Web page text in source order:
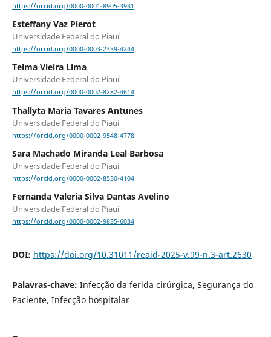
https://orcid.org/0000-0001-8905-3931
Esteffany Vaz Pierot
Universidade Federal do Piauí
https://orcid.org/0000-0003-2339-4244
Telma Vieira Lima
Universidade Federal do Piauí
https://orcid.org/0000-0002-8282-4614
Thallyta Maria Tavares Antunes
Universidade Federal do Piauí
https://orcid.org/0000-0002-9548-4778
Sara Machado Miranda Leal Barbosa
Universidade Federal do Piauí
https://orcid.org/0000-0002-8530-4104
Fernanda Valeria Silva Dantas Avelino
Universidade Federal do Piauí
https://orcid.org/0000-0002-9835-6034
DOI: https://doi.org/10.31011/reaid-2025-v.99-n.3-art.2630
Palavras-chave: Infecção da ferida cirúrgica, Segurança do
Paciente, Infecção hospitalar